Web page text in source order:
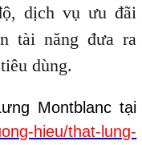
dịch vụ ưu đãi
tài năng đưa ra
dùng.
Montblanc tại
hieu/that-lung-